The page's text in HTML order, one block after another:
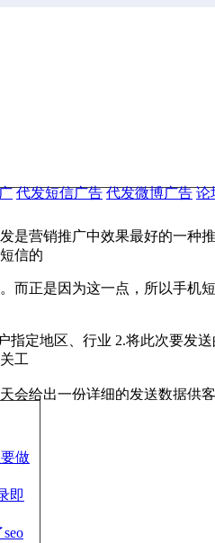
代发短信广告 代发微博广告 论
是营销推广中效果最好的一种
信的
而正是因为这一点，所以手机
指定地区、行业 2.将此次要发
工
会给出一份详细的发送数据供
做
即